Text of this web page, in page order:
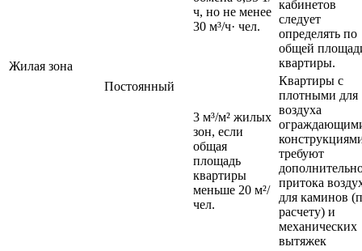
Жилая зона
Постоянный
ч, но не менее
30 м³/ч· чел.
кабинетов
следует
определять по
общей
квартиры.
3 м³/м² жилых
зон, если
общая
площадь
квартиры
меньше 20 м²/
чел.
Квартиры с
плотными для
воздуха
требуют
притока
для каминов
расчету) и
механических
вытяжек